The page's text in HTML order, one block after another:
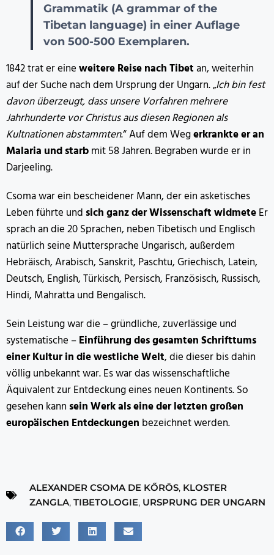
Grammatik (A grammar of the
Tibetan language) in einer Auflage
von 500-500 Exemplaren.
1842 trat er eineweitere Reise nach Tibetan, weiterhin
auf der Suche nach dem Ursprung der Ungarn. „Ich bin fest
davon überzeugt, dass unsere Vorfahren mehrere
Jahrhunderte vor Christus aus diesen Regionen als
Kultnationen abstammten.“ Auf dem Wegerkrankte er an
Malaria und starbmit 58 Jahren. Begraben wurde er in
Darjeeling.
Csoma war ein bescheidener Mann, der ein asketisches
Leben führte und sich ganz der Wissenschaft widmeteEr
sprach an die 20 Sprachen, neben Tibetisch und Englisch
natürlich seine Muttersprache Ungarisch, außerdem
Hebräisch, Arabisch, Sanskrit, Paschtu, Griechisch, Latein,
Deutsch, English, Türkisch, Persisch, Französisch, Russisch,
Hindi, Mahratta und Bengalisch.
Sein Leistung war die – gründliche, zuverlässige und
systematische –Einführung des gesamten Schrifttums
einer Kultur in die westliche Welt, die dieser bis dahin
völlig unbekannt war. Es war das wissenschaftliche
Äquivalent zur Entdeckung eines neuen Kontinents. So
gesehen kann sein Werk als eine der letzten großen
europäischen Entdeckungen bezeichnet werden.
ALEXANDER CSOMA DE KŐRÖS, KLOSTER
ZANGLA, TIBETOLOGIE, URSPRUNG DER UNGARN